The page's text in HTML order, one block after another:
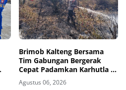
Brimob Kalteng Bersama
Tim Gabungan Bergerak
Cepat Padamkan Karhutla di
Kotawaringin Timur
Agustus 06, 2026